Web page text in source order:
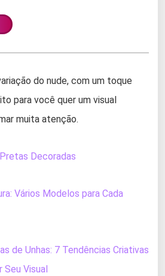
do nude, com um toque
para você quer um visual
muita atenção.
Decoradas
Vários Modelos para Cada
de Unhas: 7 Tendências Criativas
Seu Visual